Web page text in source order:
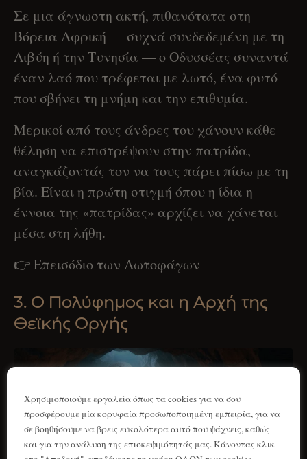
Σε μια άγνωστη ακτή, πιθανότατα στη
Βόρεια Αφρική — συχνά συνδεδεμένη με τη
Λιβύη ή την Τυνησία — ο Οδυσσέας συναντά
έναν λαό που τρέφεται με λωτό, ένα φυτό
που σβήνει τη μνήμη και την επιθυμία.
Μερικοί από τους άνδρες του χάνουν κάθε
θέληση να επιστρέψουν στην πατρίδα,
αναγκάζοντάς τον να τους πάρει πίσω με τη
βία. Είναι η πρώτη στιγμή όπου η ίδια η
έννοια της «πατρίδας» αρχίζει να χάνεται
μέσα στη λήθη.
👉 Επεισόδιο των Λωτοφάγων
3. Ο Πολύφημος και η Αρχή της
Θεϊκής Οργής
Χρησιμοποιούμε εργαλεία όπως τα cookies για να σου
προσφέρουμε μία κορυφαία προσωποποιημένη εμπειρία, για να
σε βοηθήσουμε να βρεις ευκολότερα αυτό που ψάχνεις, καθώς
και για την ανάλυση της επισκεψιμότητάς μας. Κάνοντας κλικ